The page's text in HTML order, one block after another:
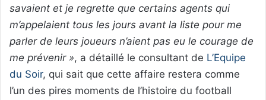
savaient et je regrette que certains agents qui
m’appelaient tous les jours avant la liste pour me
parler de leurs joueurs n’aient pas eu le courage de
me prévenir », a détaillé le consultant de L’Equipe
du Soir, qui sait que cette affaire restera comme
l’un des pires moments de l’histoire du football